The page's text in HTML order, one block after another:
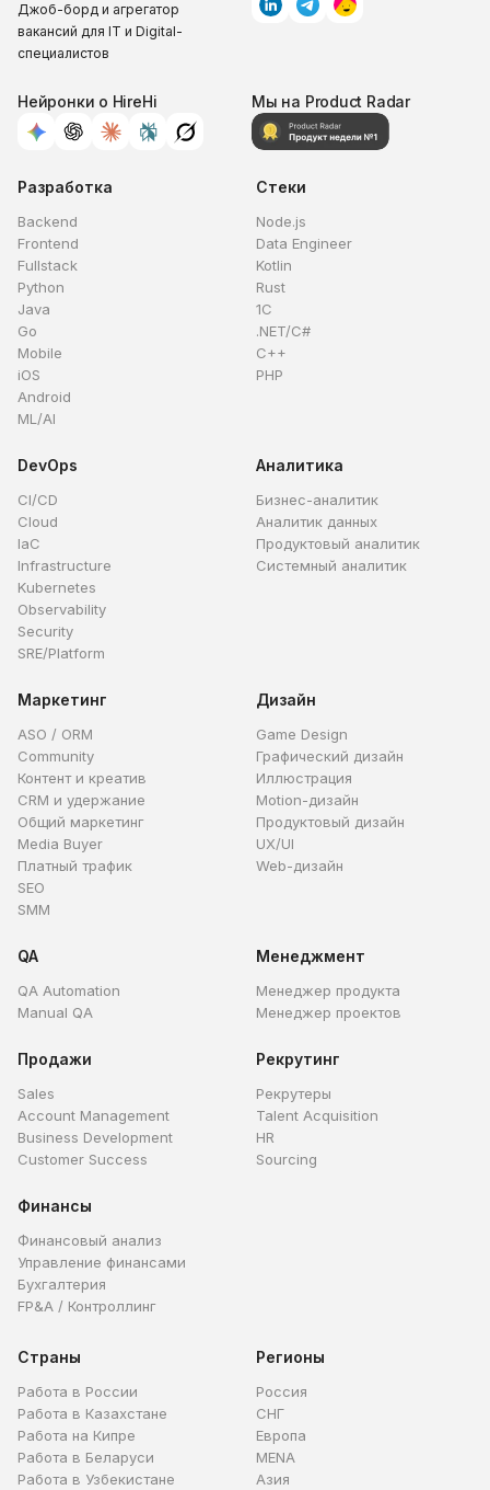
Джоб-борд и агрегатор
вакансий для IT и Digital-
специалистов
Нейронки о HireHi Мы на Product Radar
Разработка
Backend
Frontend
Fullstack
Python
Java
Go
Mobile
iOS
Android
ML/AI
Стеки
Node.js
Data Engineer
Kotlin
Rust
1C
.NET/C#
C++
PHP
DevOps
CI/CD
Cloud
IaC
Infrastructure
Kubernetes
Observability
Security
SRE/Platform
Аналитика
Бизнес-аналитик
Аналитик данных
Продуктовый аналитик
Системный аналитик
Маркетинг
ASO / ORM
Community
Контент и креатив
CRM и удержание
Общий маркетинг
Media Buyer
Платный трафик
SEO
SMM
Дизайн
Game Design
Графический дизайн
Иллюстрация
Motion-дизайн
Продуктовый дизайн
UX/UI
Web-дизайн
QA
QA Automation
Manual QA
Менеджмент
Менеджер продукта
Менеджер проектов
Продажи
Sales
Account Management
Business Development
Customer Success
Рекрутинг
Рекрутеры
Talent Acquisition
HR
Sourcing
Финансы
Финансовый анализ
Управление финансами
Бухгалтерия
FP&A / Контроллинг
Страны
Работа в России
Работа в Казахстане
Работа на Кипре
Работа в Беларуси
Работа в Узбекистане
Регионы
Россия
СНГ
Европа
MENA
Азия